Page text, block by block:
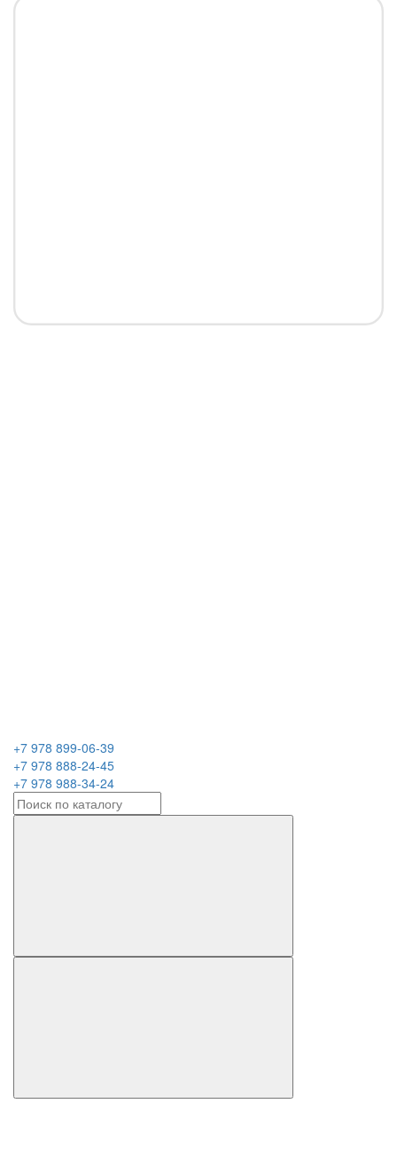
+7 978 899-06-39
+7 978 888-24-45
+7 978 988-34-24